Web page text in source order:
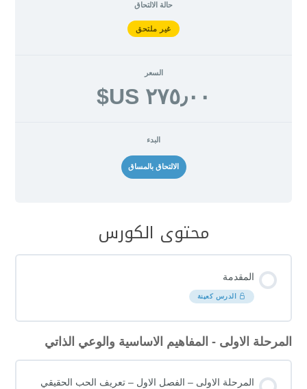
حالة الالتحاق
غير ملتحق
السعر
٢٧٥٫٠٠ US$
البدء
الالتحاق بالمساق
محتوى الكورس
المقدمة
الدرس كعينة
المرحلة الاولى - المفاهيم الاساسية والوعي الذاتي
المرحلة الاولى – الفصل الاول – تعريف الحب الحقيقي